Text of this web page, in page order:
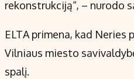
rekonstrukciją“, – nurodo
ELTA primena, kad Neries
Vilniaus miesto
spalį.